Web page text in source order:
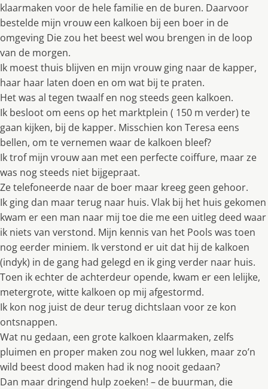
klaarmaken voor de hele familie en de buren. Daarvoor
bestelde mijn vrouw een kalkoen bij een boer in de
omgeving Die zou het beest wel wou brengen in de loop
van de morgen.
Ik moest thuis blijven en mijn vrouw ging naar de kapper,
haar haar laten doen en om wat bij te praten.
Het was al tegen twaalf en nog steeds geen kalkoen.
Ik besloot om eens op het marktplein ( 150 m verder) te
gaan kijken, bij de kapper. Misschien kon Teresa eens
bellen, om te vernemen waar de kalkoen bleef?
Ik trof mijn vrouw aan met een perfecte coiffure, maar ze
was nog steeds niet bijgepraat.
Ze telefoneerde naar de boer maar kreeg geen gehoor.
Ik ging dan maar terug naar huis. Vlak bij het huis gekomen
kwam er een man naar mij toe die me een uitleg deed waar
ik niets van verstond. Mijn kennis van het Pools was toen
nog eerder miniem. Ik verstond er uit dat hij de kalkoen
(indyk) in de gang had gelegd en ik ging verder naar huis.
Toen ik echter de achterdeur opende, kwam er een lelijke,
metergrote, witte kalkoen op mij afgestormd.
Ik kon nog juist de deur terug dichtslaan voor ze kon
ontsnappen.
Wat nu gedaan, een grote kalkoen klaarmaken, zelfs
pluimen en proper maken zou nog wel lukken, maar zo’n
wild beest dood maken had ik nog nooit gedaan?
Dan maar dringend hulp zoeken! – de buurman, die